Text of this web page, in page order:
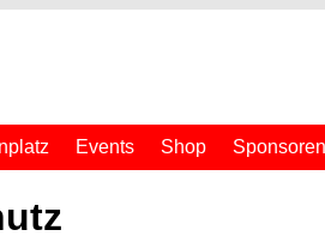
Events Shop Sponsoren